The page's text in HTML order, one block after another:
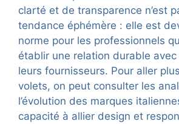
clarté et de transparence n’est
tendance éphémère : elle est
norme pour les professionnels
établir une relation durable
leurs fournisseurs. Pour aller
volets, on peut consulter les
l’évolution des marques
capacité à allier design et